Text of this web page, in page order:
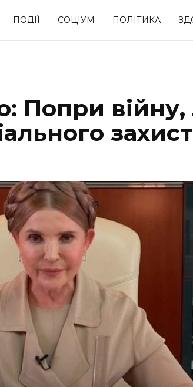
ПОДІЇ СОЦІУМ ПОЛІТИКА
Спорт
Попри